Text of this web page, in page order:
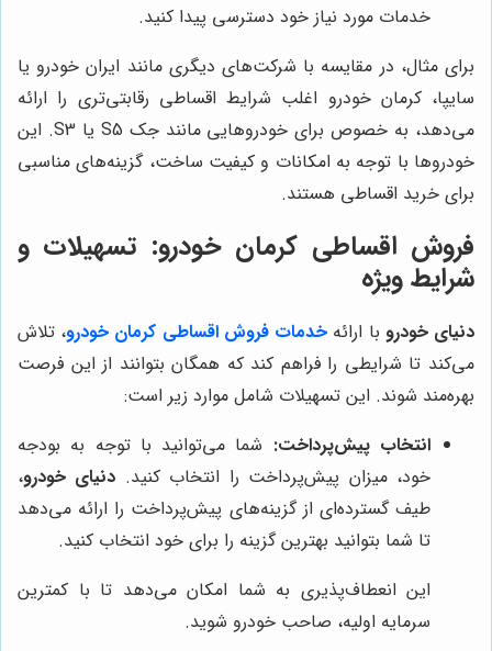
خدمات مورد نیاز خود دسترسی پیدا کنید.
برای مثال، در مقایسه با شرکت‌های دیگری مانند ایران خودرو یا
سایپا، کرمان خودرو اغلب شرایط اقساطی رقابتی‌تری را ارائه
می‌دهد، به خصوص برای خودروهایی مانند جک S5 یا S3. این
خودروها با توجه به امکانات و کیفیت ساخت، گزینه‌های مناسبی
برای خرید اقساطی هستند.
فروش اقساطی کرمان خودرو: تسهیلات و
شرایط ویژه
دنیای خودرو با ارائه خدمات فروش اقساطی کرمان خودرو، تلاش
می‌کند تا شرایطی را فراهم کند که همگان بتوانند از این فرصت
بهره‌مند شوند. این تسهیلات شامل موارد زیر است:
انتخاب پیش‌پرداخت: شما می‌توانید با توجه به بودجه
خود، میزان پیش‌پرداخت را انتخاب کنید. دنیای خودرو،
طیف گسترده‌ای از گزینه‌های پیش‌پرداخت را ارائه می‌دهد
تا شما بتوانید بهترین گزینه را برای خود انتخاب کنید.
این انعطاف‌پذیری به شما امکان می‌دهد تا با کمترین
سرمایه اولیه، صاحب خودرو شوید.